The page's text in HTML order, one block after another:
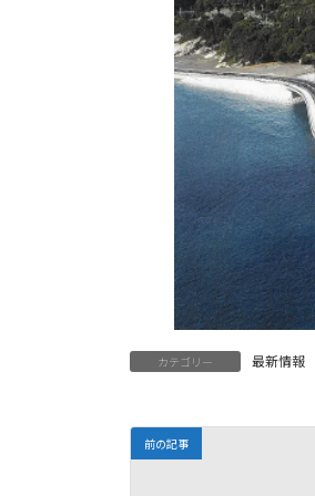
カテゴリー 最新情報
前の記事